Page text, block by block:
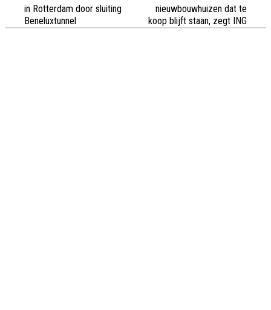
in Rotterdam door sluiting
Beneluxtunnel
nieuwbouwhuizen dat te
koop blijft staan, zegt ING